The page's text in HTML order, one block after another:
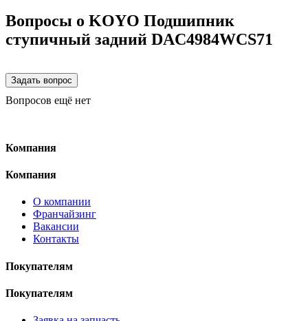
Вопросы о KOYO Подшипник
ступичный задний DAC4984WCS71
Вопросов ещё нет
Компания
Компания
О компании
Франчайзинг
Вакансии
Контакты
Покупателям
Покупателям